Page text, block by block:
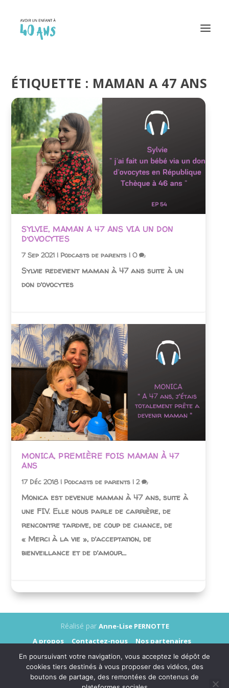
ÉTIQUETTE : MAMAN A 47 ANS
SYLVIE, MAMAN A 47 ANS VIA UN DON
D’OVOCYTES
7 Sep 2021 | Podcasts de parents |0
Sylvie redevient maman à 47 ans suite à un
don d’ovocytes
MONICA, PREMIÈRE FOIS MAMAN À 47
ANS
17 Déc 2018| Podcasts de parents |2
Monica est devenue maman à 47 ans, suite à
une FIV. Elle nous parle de carrière, de
rencontre tardive, de coup de chance, de
« Merci à la vie », d’acceptation, de
bienveillance et de d’amour…
Réalisé par Anne-Lise PERNOTTE
A propos
Contactez-nous
Nos partenaires
Annonceurs
Presse
Mentions légales
Données personnelles
En poursuivant votre navigation, vous acceptez le dépôt de
cookies tiers destinés à vous proposer des vidéos, des
boutons de partage, des remontées de contenus de